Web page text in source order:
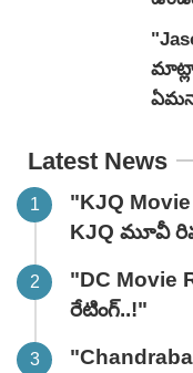
Latest News
"KJQ Movie
KJQ మూవీ
"DC Movie
రేటింగ్‌..!"